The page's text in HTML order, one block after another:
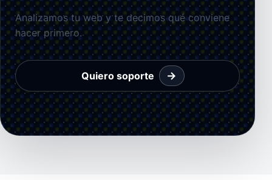
Analizamos tu web y te decimos qué conviene
hacer primero.
Quiero soporte →